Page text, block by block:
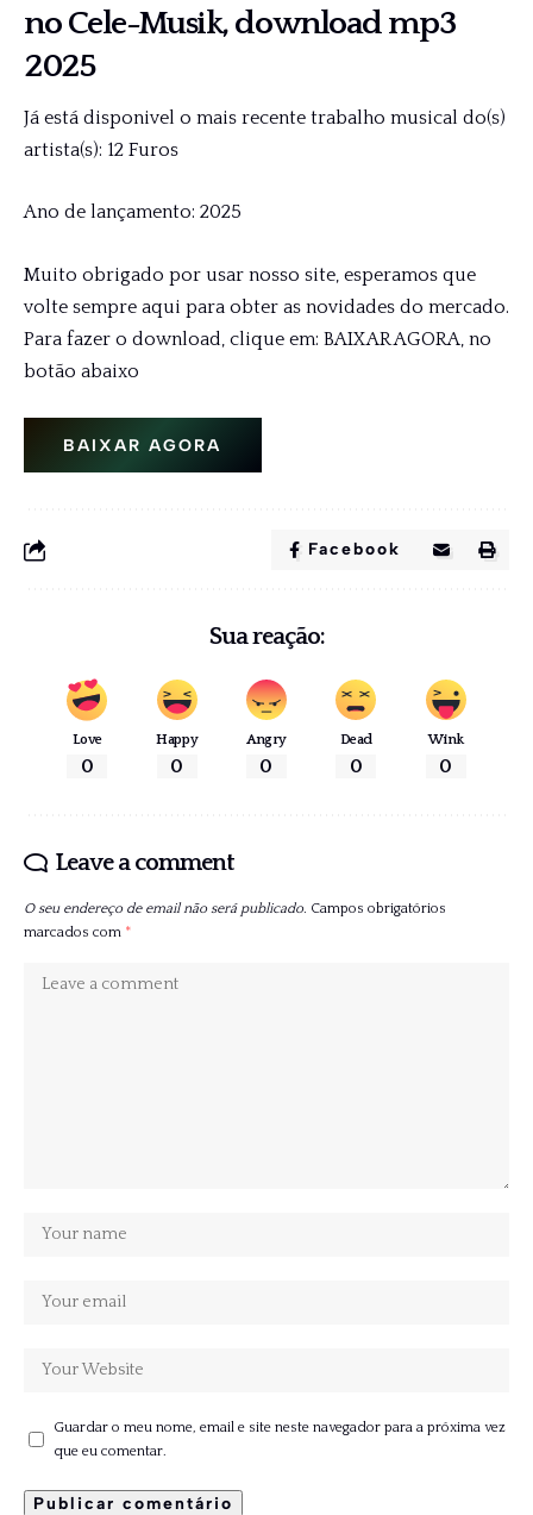
noCele-Musik, download mp3
2025
Já está disponivel o mais recente trabalho musical do(s)
artista(s): 12 Furos
Ano de lançamento: 2025
Muito obrigado por usar nosso site, esperamos que
volte sempre aqui para obter as novidades do mercado.
Para fazer o download, clique em: BAIXAR AGORA, no
botão abaixo
BAIXAR AGORA
Facebook
Sua reação:
Love
0
Happy
0
Angry
0
Dead
0
Wink
0
Leave a comment
O seu endereço de email não será publicado. Campos obrigatórios
marcados com *
Guardar o meu nome, email e site neste navegador para a próxima vez
que eu comentar.